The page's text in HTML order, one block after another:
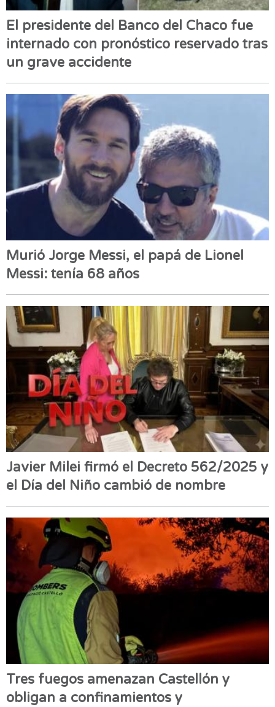
El presidente del Banco del Chaco fue
internado con pronóstico reservado tras
un grave accidente
Murió Jorge Messi, el papá de Lionel
Messi: tenía 68 años
Javier Milei firmó el Decreto 562/2025 y
el Día del Niño cambió de nombre
Tres fuegos amenazan Castellón y
obligan a confinamientos y